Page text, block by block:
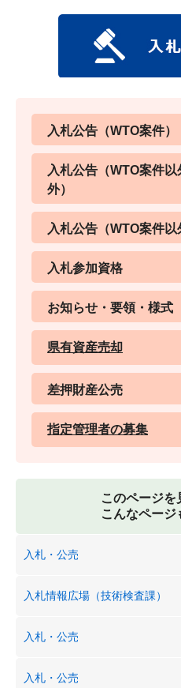
入札公告（WTO案件）
入札公告（WTO案件
外）
入札公告（WTO案件以
入札参加資格
お知らせ・要領・様式
県有資産売却
差押財産公売
指定管理者の募集
このページを
こんなページ
入札・公売
入札情報広場（技術検査課）
入札・公売
入札・公売